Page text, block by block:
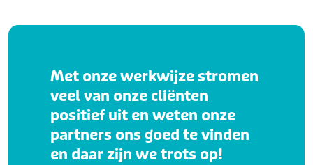
Met onze werkwijze stromen
veel van onze cliënten
positief uit en weten onze
partners ons goed te vinden
en daar zijn we trots op!